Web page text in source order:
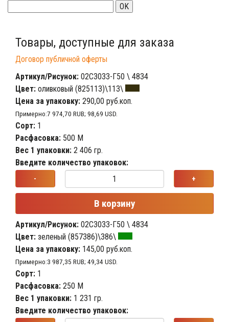
OK
Товары, доступные для заказа
Договор публичной оферты
Артикул/Рисунок: 02С3033-Г50 \ 4834
Цвет: оливковый (825113)\113\
Цена за упаковку: 290,00 руб.коп.
Примерно:7 974,70 RUB; 98,69 USD.
Сорт: 1
Расфасовка: 500 М
Вес 1 упаковки: 2 406 гр.
Введите количество упаковок:
- +
В корзину
Артикул/Рисунок: 02С3033-Г50 \ 4834
Цвет: зеленый (857386)\386\
Цена за упаковку: 145,00 руб.коп.
Примерно:3 987,35 RUB; 49,34 USD.
Сорт: 1
Расфасовка: 250 М
Вес 1 упаковки: 1 231 гр.
Введите количество упаковок: